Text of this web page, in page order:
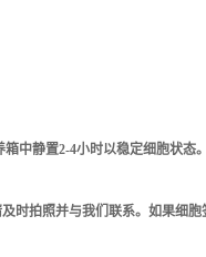
箱中静置2-4小时以稳定细胞状
拍照并与我们联系。如果细